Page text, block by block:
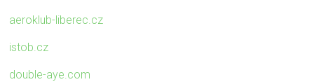
aeroklub-liberec.cz
istob.cz
double-aye.com